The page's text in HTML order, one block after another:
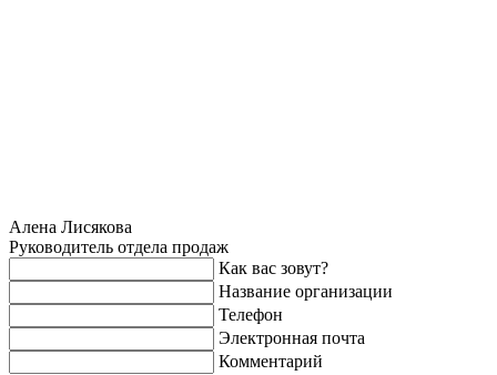
Алена Лисякова
Руководитель отдела продаж
Как вас зовут?
Название организации
Телефон
Электронная почта
Комментарий